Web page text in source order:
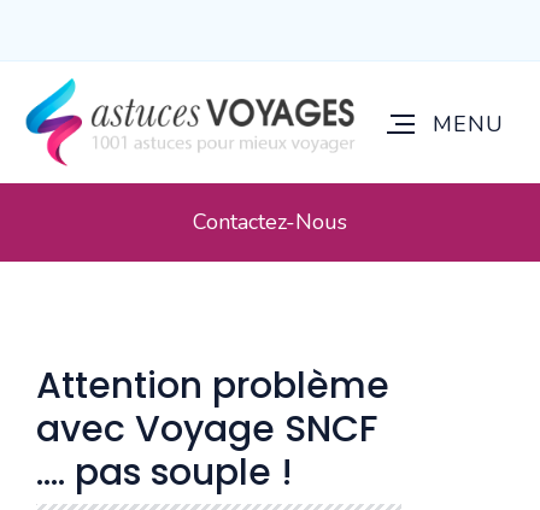
Contactez-Nous
Attention problème
avec Voyage SNCF
.... pas souple !